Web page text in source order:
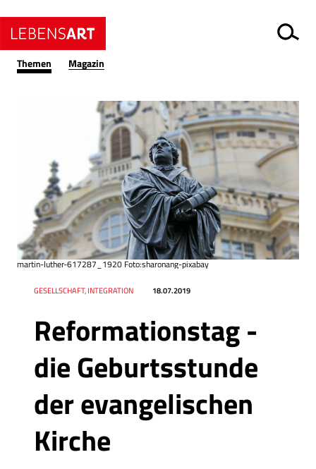
Themen Magazin
Reformationstag -
die Geburtsstunde
der evangelischen
Kirche
Datum 18.07.2019
RessortGESELLSCHAFT, INTEGRATION
martin-luther-617287_1920 Foto:sharonang-pixabay